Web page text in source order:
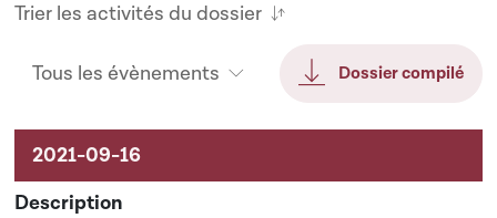
Trier les activités du dossier
Tous les évènements Dossier compilé
Activités sur le dossier